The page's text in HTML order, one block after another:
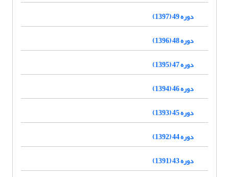
دوره 49 (1397)
دوره 48 (1396)
دوره 47 (1395)
دوره 46 (1394)
دوره 45 (1393)
دوره 44 (1392)
دوره 43 (1391)